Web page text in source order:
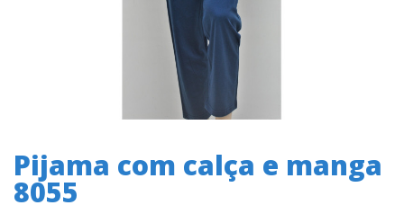
Pijama com calça e manga
8055